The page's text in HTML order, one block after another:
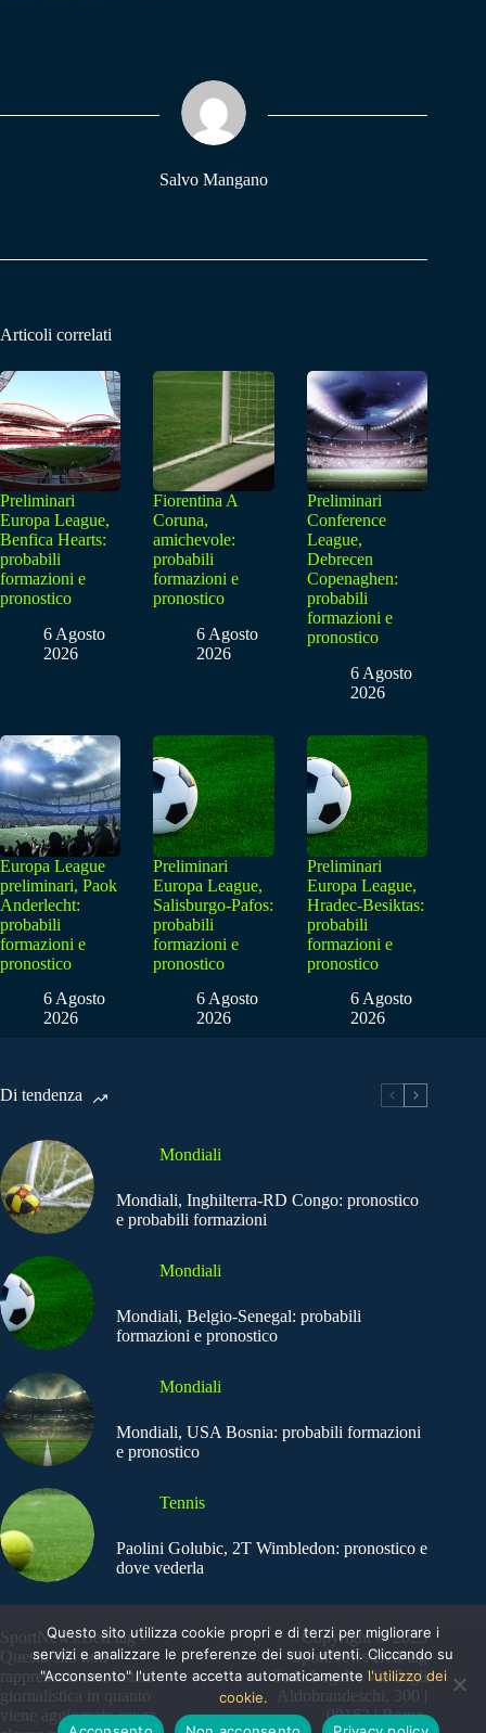
pp m
Salvo Mangano
Articoli correlati
Preliminari
Europa League,
Benfica Hearts:
probabili
formazioni e
pronostico
6 Agosto
2026
Fiorentina A
Coruna,
amichevole:
probabili
formazioni e
pronostico
6 Agosto
2026
Preliminari
Conference
League,
Debrecen
Copenaghen:
probabili
formazioni e
pronostico
6 Agosto
2026
Europa League
preliminari, Paok
Anderlecht:
probabili
formazioni e
pronostico
6 Agosto
2026
Preliminari
Europa League,
Salisburgo-Pafos:
probabili
formazioni e
pronostico
6 Agosto
2026
Preliminari
Europa League,
Hradec-Besiktas:
probabili
formazioni e
pronostico
6 Agosto
2026
Di tendenza
Mondiali
Mondiali, Inghilterra-RD Congo: pronostico
e probabili formazioni
Mondiali
Mondiali, Belgio-Senegal: probabili
formazioni e pronostico
Mondiali
Mondiali, USA Bosnia: probabili formazioni
e pronostico
Tennis
Paolini Golubic, 2T Wimbledon: pronostico e
dove vederla
SportNews.BetFlag -
Questo sito non
rappresenta una testata
giornalistica in quanto
viene aggiornato senza
Copyright © 2025
SportNews BetFlag
Sede Legale: Via degli
Aldobrandeschi, 300 |
00163 | Roma
Questo sito utilizza cookie propri e di terzi per migliorare i
servizi e analizzare le preferenze dei suoi utenti. Cliccando su
"Acconsento" l'utente accetta automaticamente l'utilizzo dei
cookie.